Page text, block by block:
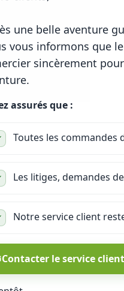
une belle aventure
vous informons que
sincèrement
assurés que :
Toutes les commandes
Les litiges, demandes
Notre service client
Contacter le service client